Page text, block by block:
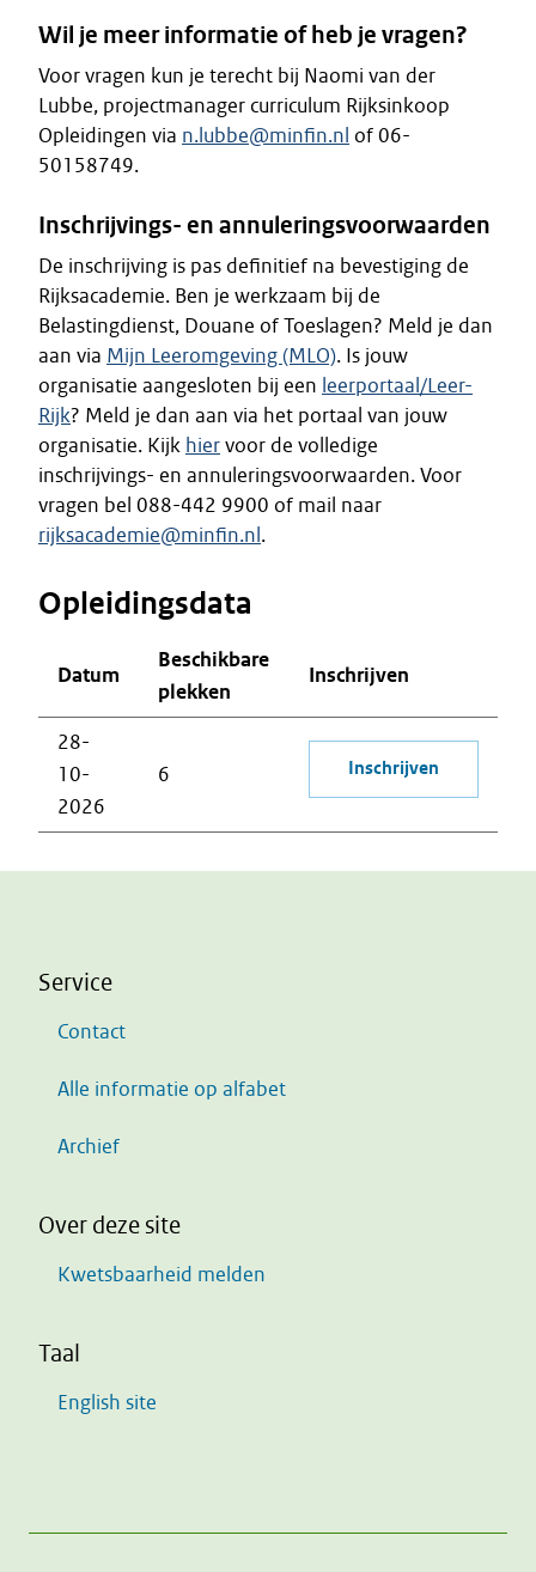
Wil je meer informatie of heb je vragen?
Voor vragen kun je terecht bij Naomi van der
Lubbe, projectmanager curriculum Rijksinkoop
Opleidingen via n.lubbe@minfin.nl of 06-
50158749.
Inschrijvings- en annuleringsvoorwaarden
De inschrijving is pas definitief na bevestiging de
Rijksacademie. Ben je werkzaam bij de
Belastingdienst, Douane of Toeslagen? Meld je dan
aan via Mijn Leeromgeving (MLO). Is jouw
organisatie aangesloten bij een leerportaal/Leer-
Rijk? Meld je dan aan via het portaal van jouw
organisatie. Kijk hiervoor de volledige
inschrijvings- en annuleringsvoorwaarden. Voor
vragen bel 088-442 9900 of mail naar
rijksacademie@minfin.nl.
Opleidingsdata
Datum
Beschikbare
plekken
Inschrijven
28-
10-
2026
6 Inschrijven
Service
Contact
Alle informatie op alfabet
Archief
Over deze site
Kwetsbaarheid melden
Taal
English site